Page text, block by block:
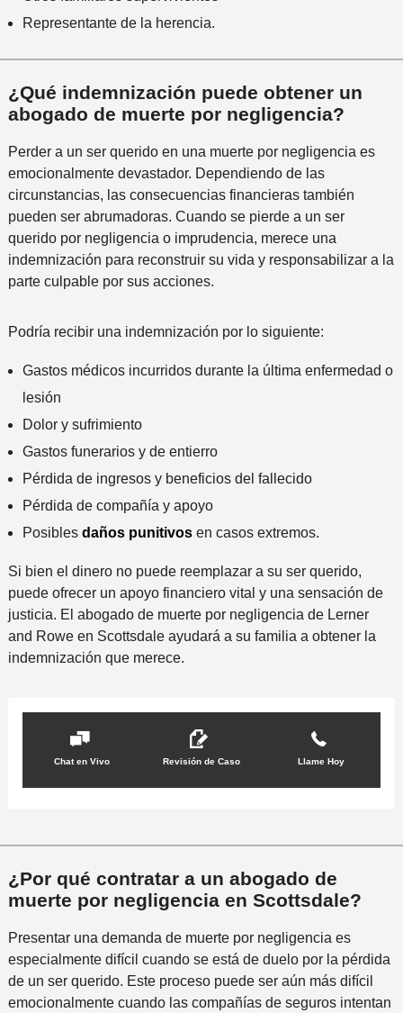
Representante de la herencia.
¿Qué indemnización puede obtener un
abogado de muerte por negligencia?
Perder a un ser querido en una muerte por negligencia es
emocionalmente devastador. Dependiendo de las
circunstancias, las consecuencias financieras también
pueden ser abrumadoras. Cuando se pierde a un ser
querido por negligencia o imprudencia, merece una
indemnización para reconstruir su vida y responsabilizar a la
parte culpable por sus acciones.
Podría recibir una indemnización por lo siguiente:
Gastos médicos incurridos durante la última enfermedad o
lesión
Dolor y sufrimiento
Gastos funerarios y de entierro
Pérdida de ingresos y beneficios del fallecido
Pérdida de compañía y apoyo
Posibles daños punitivosen casos extremos.
Si bien el dinero no puede reemplazar a su ser querido,
puede ofrecer un apoyo financiero vital y una sensación de
justicia. El abogado de muerte por negligencia de Lerner
and Rowe en Scottsdale ayudará a su familia a obtener la
indemnización que merece.
Chat en Vivo Revisión de Caso Llame Hoy
¿Por qué contratar a un abogado de
muerte por negligencia en Scottsdale?
Presentar una demanda de muerte por negligencia es
especialmente difícil cuando se está de duelo por la pérdida
de un ser querido. Este proceso puede ser aún más difícil
emocionalmente cuando las compañías de seguros intentan